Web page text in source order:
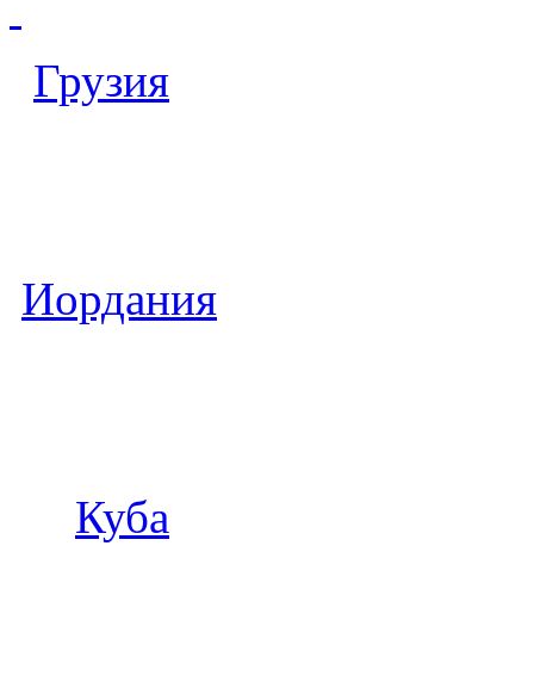
Грузия
Иордания
Куба